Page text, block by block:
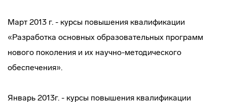
Март 2013 г. - курсы повышения квалификации
«Разработка основных образовательных программ
нового поколения и их научно-методического
обеспечения».
Январь 2013г. - курсы повышения квалификации